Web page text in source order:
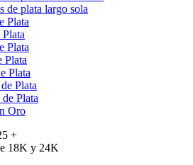
de plata largo sola
Plata
Plata
Plata
Plata
Plata
Plata
Oro
+
18K y 24K